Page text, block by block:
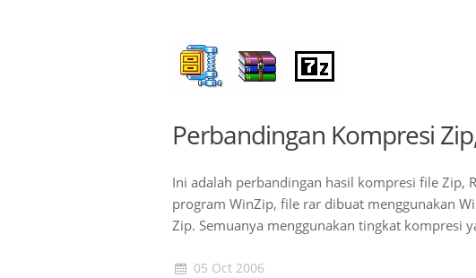
Perbandingan Kompresi
Ini adalah perbandingan hasil kompresi file Zip,
program WinZip, file rar dibuat menggunakan
Zip. Semuanya menggunakan tingkat kompresi
05 Oct 2006